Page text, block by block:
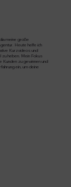
meine große
Heute helfe ich
Kurzvideos und
zu heben. Mein Fokus
Kunden zu gewinnen und
ein, um deine